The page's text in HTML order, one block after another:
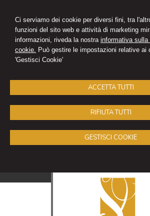
Ci serviamo dei cookie per diversi fini, tra
funzioni del sito web e attività di marketing
informazioni, riveda la nostra informativa
cookie. Può gestire le impostazioni relative ai
'Gestisci Cookie'
ACCETTA TUTTI
RIFIUTA TUTTI
GESTISCI COOKIE